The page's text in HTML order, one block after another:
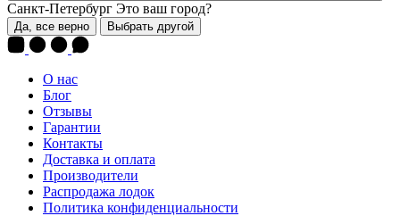
Санкт-Петербург Это ваш город?
Да, все верно Выбрать другой
О нас
Блог
Отзывы
Гарантии
Контакты
Доставка и оплата
Производители
Распродажа лодок
Политика конфиденциальности